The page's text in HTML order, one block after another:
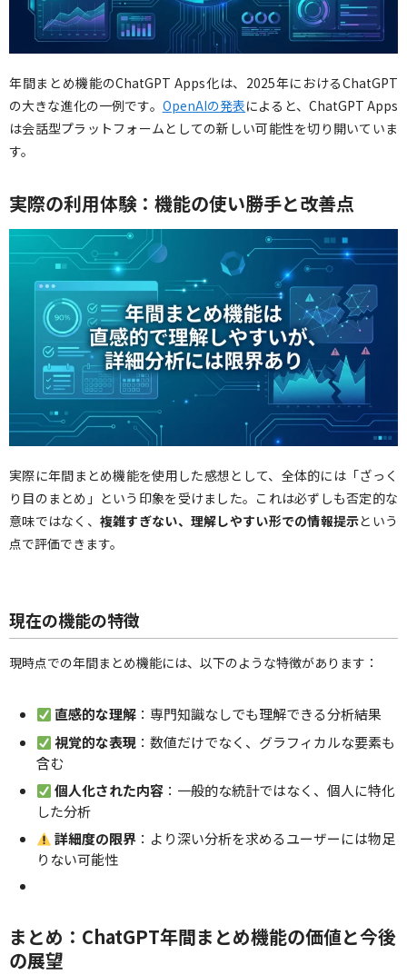
年間まとめ機能のChatGPT Apps化は、2025年におけるChatGPT
の大きな進化の一例です。 OpenAIの発表によると、ChatGPT Apps
は会話型プラットフォームとしての新しい可能性を切り開いていま
す。
実際の利用体験：機能の使い勝手と改善点
実際に年間まとめ機能を使用した感想として、全体的には「ざっく
り目のまとめ」という印象を受けました。これは必ずしも否定的な
意味ではなく、 複雑すぎない、理解しやすい形での情報提示という
点で評価できます。
現在の機能の特徴
現時点での年間まとめ機能には、以下のような特徴があります：
直感的な理解 ：専門知識なしでも理解できる分析結果
視覚的な表現 ：数値だけでなく、グラフィカルな要素も
含む
個人化された内容 ：一般的な統計ではなく、個人に特化
した分析
詳細度の限界 ：より深い分析を求めるユーザーには物足
りない可能性
まとめ：ChatGPT年間まとめ機能の価値と今後
の展望